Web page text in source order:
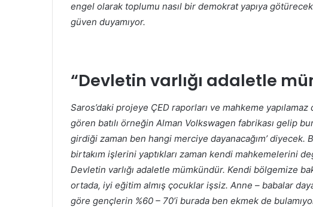
engel olarak toplumu nasıl bir demokrat yapıya
güven duyamıyor.
“Devletin varlığı adaletle
Saros’daki projeye ÇED raporları ve mahkeme
gören batılı örneğin Alman Volkswagen fabrikası gelip
girdiği zaman ben hangi merciye dayanacağım’ diyecek.
birtakım işlerini yaptıkları zaman kendi mahkemelerini
Devletin varlığı adaletle mümkündür. Kendi bölgemize
ortada, iyi eğitim almış çocuklar işsiz. Anne – babalar
göre gençlerin %60 – 70’i burada ben ekmek de